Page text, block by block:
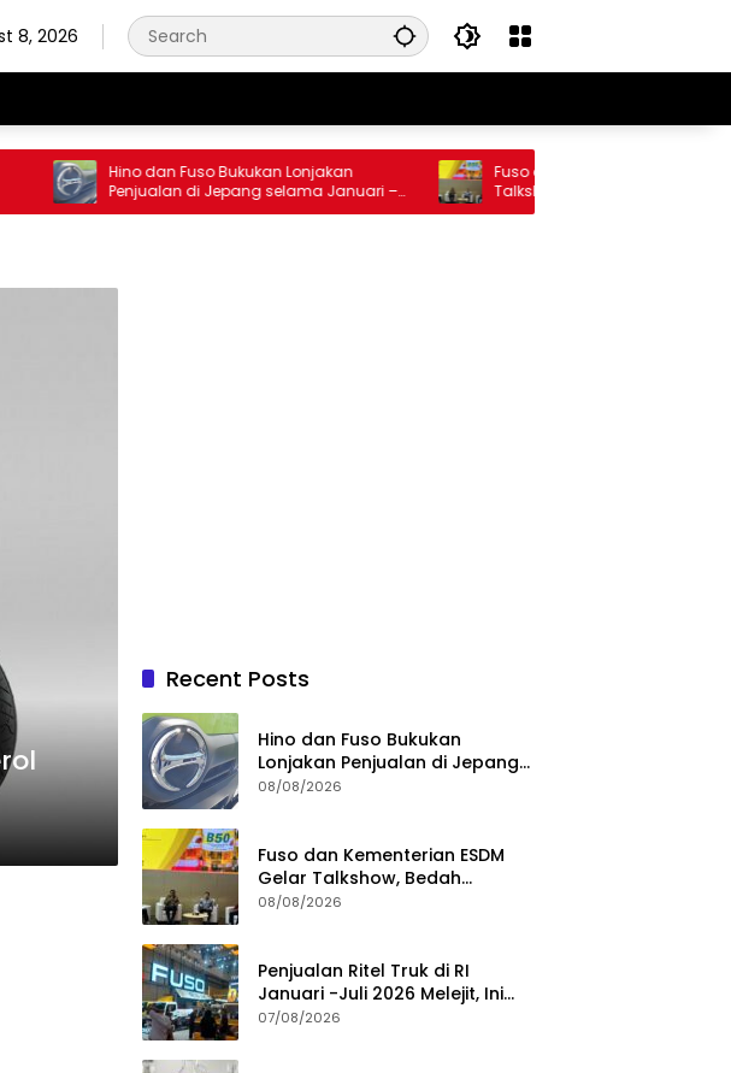
8, 2026
Hino dan Fuso Bukukan Lonjakan
Penjualan di Jepang selama Januari –
Juli 2026
Fuso dan Kementerian ESDM Gelar
Talkshow, Bedah Roadmap B50
Dampaknya
Recent Posts
Hino dan Fuso Bukukan
Lonjakan Penjualan di Jepang
selama Januari – Juli 2026
08/08/2026
Fuso dan Kementerian ESDM
Gelar Talkshow, Bedah
Roadmap B50 hingga
08/08/2026
Penjualan Ritel Truk di RI
Januari -Juli 2026 Melejit, Ini
Pemicunya
07/08/2026